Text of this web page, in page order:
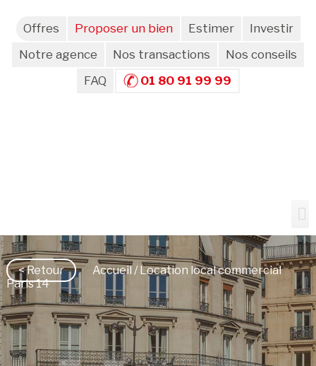
Offres Proposer un bien Estimer
Investir
Notre agence
Nos transactions
Nos conseils
FAQ
01 80 91 99 99
< Retour Accueil/ Location local commercial
Paris 14